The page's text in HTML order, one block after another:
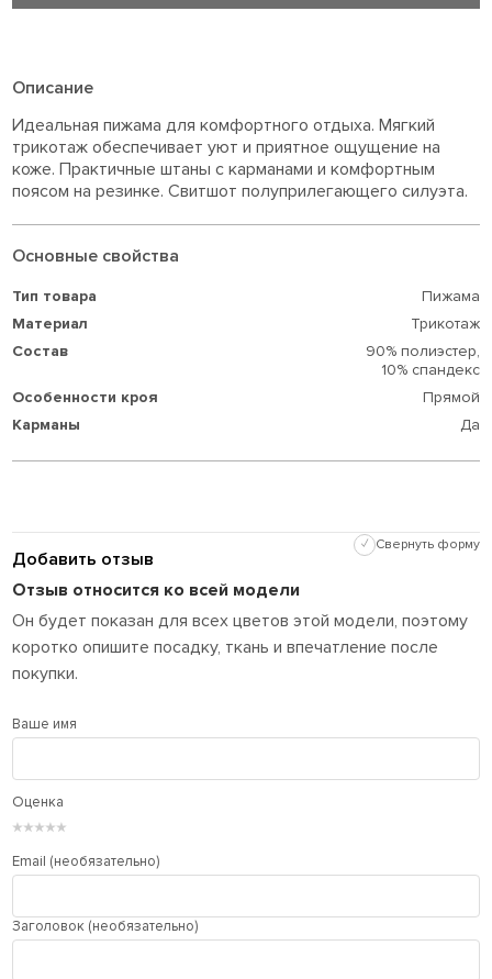
Описание
Идеальная пижама для комфортного отдыха. Мягкий
трикотаж обеспечивает уют и приятное ощущение на
коже. Практичные штаны с карманами и комфортным
поясом на резинке. Свитшот полуприлегающего силуэта.
Основные свойства
Тип товара
Пижама
Материал
Трикотаж
Состав
90% полиэстер,
10% спандекс
Особенности кроя
Прямой
Карманы
Да
Добавить отзыв
✓ Свернуть форму
Отзыв относится ко всей модели
Он будет показан для всех цветов этой модели, поэтому
коротко опишите посадку, ткань и впечатление после
покупки.
Ваше имя
Оценка
★
★
★
★
★
Email (необязательно)
Заголовок (необязательно)